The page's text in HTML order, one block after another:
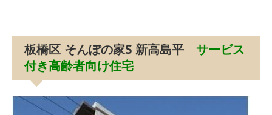
板橋区 そんぽの家S 新高島平 サービス
付き高齢者向け住宅